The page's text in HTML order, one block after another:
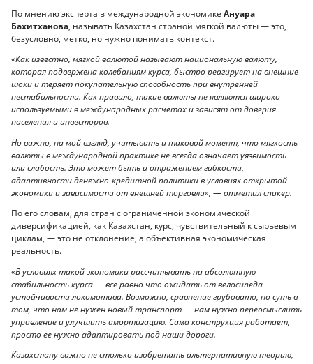
По мнению эксперта в международной экономике Ануара
Бахитханова, называть Казахстан страной мягкой валюты — это,
безусловно, метко, но нужно понимать контекст.
«Как известно, мягкой валютой называют национальную валюту,
которая подвержена колебаниям курса, быстро реагирует на внешние
шоки и теряет покупательную способность при внутренней
нестабильности. Как правило, такие валюты не являются широко
используемыми в международных расчетах и зависят от доверия
населения и инвесторов.
Но важно, на мой взгляд, учитывать и таковой момент, что мягкость
валюты в международной практике не всегда означает уязвимость
или слабость. Это может быть и отражением гибкости,
адаптивности денежно-кредитной политики в условиях открытой
экономики и зависимости от внешней торговли», — отметил спикер.
По его словам, для стран с ограниченной экономической
диверсификацией, как Казахстан, курс, чувствительный к сырьевым
циклам, — это не отклонение, а объективная экономическая
реальность.
«В условиях такой экономики рассчитывать на абсолютную
стабильность курса — все равно что ожидать от велосипеда
устойчивости локомотива. Возможно, сравнение грубовато, но суть в
том, что нам не нужен новый транспорт — нам нужно переосмыслить
управление и улучшить амортизацию. Сама конструкция работает,
просто ее нужно адаптировать под наши дороги.
Казахстану важно не столько изобретать альтернативную теорию,